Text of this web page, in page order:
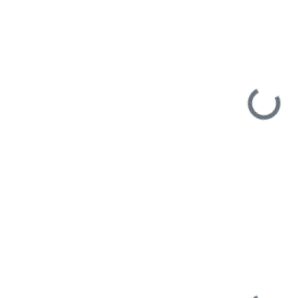
Loading...